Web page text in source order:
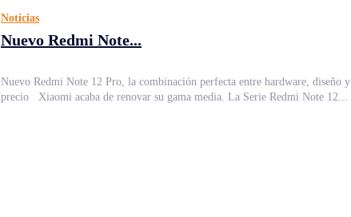
Noticias
Nuevo Redmi Note...
Nuevo Redmi Note 12 Pro, la combinación perfecta entre hardware, diseño y
precio Xiaomi acaba de renovar su gama media. La Serie Redmi Note 12...